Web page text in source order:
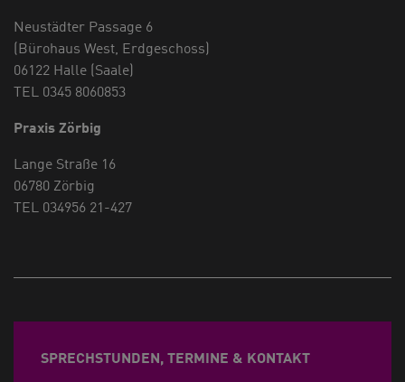
Neustädter Passage 6
(Bürohaus West, Erdgeschoss)
06122 Halle (Saale)
TEL 0345 8060853
Praxis Zörbig
Lange Straße 16
06780 Zörbig
TEL 034956 21-427
SPRECHSTUNDEN, TERMINE & KONTAKT